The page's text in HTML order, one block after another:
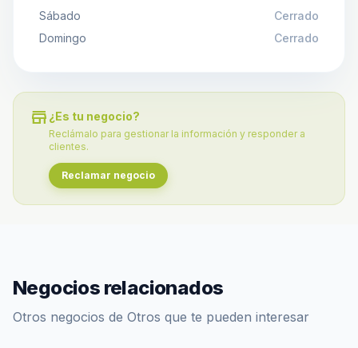
Sábado
Cerrado
Domingo
Cerrado
store ¿Es tu negocio?
Reclámalo para gestionar la información y responder a
clientes.
Reclamar negocio
Negocios relacionados
Otros negocios de Otros que te pueden interesar